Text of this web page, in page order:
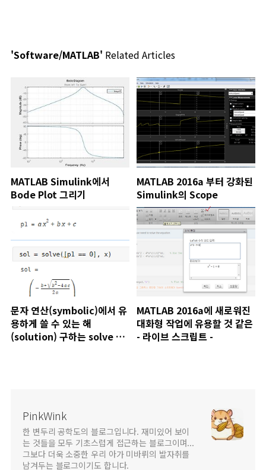
'Software/MATLAB' Related Articles
MATLAB Simulink에서
Bode Plot 그리기
MATLAB 2016a 부터 강화된
Simulink의 Scope
문자 연산(symbolic)에서 유
용하게 쓸 수 있는 해
(solution) 구하는 solve 함
MATLAB 2016a에 새로워진
대화형 작업에 유용할 것 같은
- 라이브 스크립트 -
PinkWink
한 변두리 공학도의 블로그입니다. 재미있어 보이
는 것들을 모두 기초스럽게 접근하는 블로그이며...
그보다 더욱 소중한 우리 아가 미바뤼의 발자취를
남겨두는 블로그이기도 합니다.